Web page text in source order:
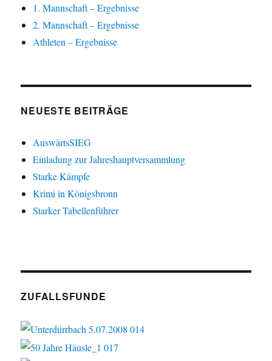
1. Mannschaft – Ergebnisse
2. Mannschaft – Ergebnisse
Athleten – Ergebnisse
NEUESTE BEITRÄGE
AuswärtsSIEG
Einladung zur Jahreshauptversammlung
Starke Kämpfe
Krimi in Königsbronn
Starker Tabellenführer
ZUFALLSFUNDE